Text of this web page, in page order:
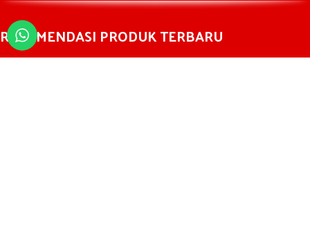
REKOMENDASI PRODUK TERBARU